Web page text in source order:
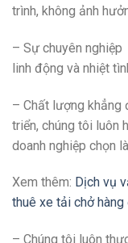
trình, không ảnh
– Sự chuyên nghiệp
linh động và nhiệt
– Chất lượng khẳng
triển, chúng tôi luôn
doanh nghiệp chọn
Xem thêm: Dịch vụ
thuê xe tải chở
– Chúng tôi luôn